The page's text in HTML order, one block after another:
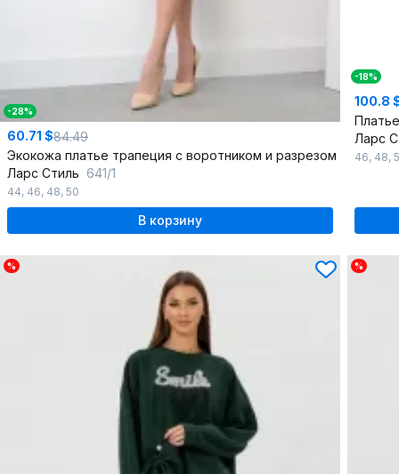
-28%
60.71 $84.49
Экокожа платье трапеция с воротником и разрезом
Ларс Стиль 641/1
44, 46, 48, 50
В корзину
-18%
100.8
Платье
Ларс
46, 48,
% %